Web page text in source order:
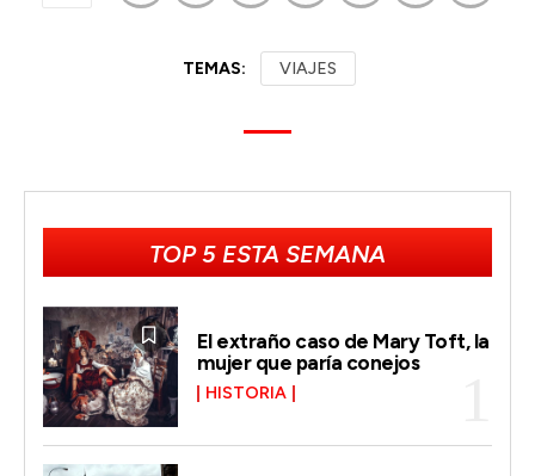
TEMAS: VIAJES
TOP 5 ESTA SEMANA
El extraño caso de Mary Toft, la
mujer que paría conejos
HISTORIA